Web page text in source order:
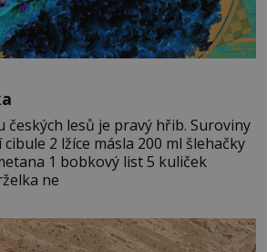
lesů je pravý hřib. Suroviny
2 lžíce másla 200 ml šlehačky
1 bobkový list 5 kuliček
ne